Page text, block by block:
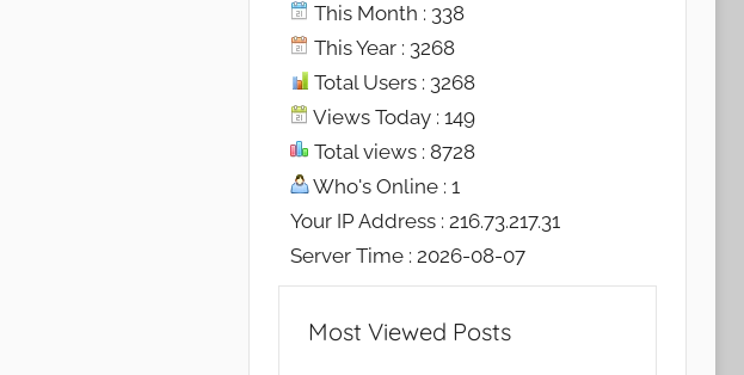
This Month : 338
This Year : 3268
Total Users : 3268
Views Today : 149
Total views : 8728
Who's Online : 1
Your IP Address : 216.73.217.31
Server Time : 2026-08-07
Most Viewed Posts